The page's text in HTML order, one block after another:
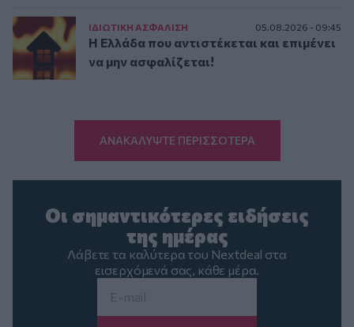
ΙΔΙΩΤΙΚΗ ΑΣΦAΛΙΣΗ 05.08.2026 - 09:45
Η Ελλάδα που αντιστέκεται και επιμένει
να μην ασφαλίζεται!
ΑΝΑΚΑΛΥΨΤΕ ΠΕΡΙΣΣΟΤΕΡΑ
Οι σημαντικότερες ειδήσεις
της ημέρας
Λάβετε τα καλύτερα του Nextdeal στα
εισερχόμενά σας, κάθε μέρα.